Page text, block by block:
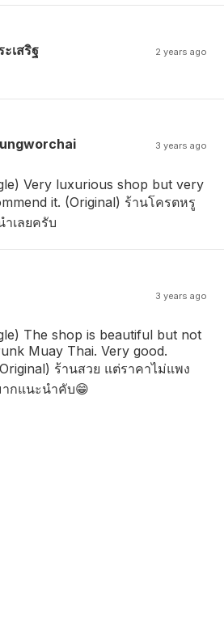
เสริฐ 2 years ago
3 years ago
Very luxurious shop but very
it. (Original) ร้านโครตหรู
เลยครับ
3 years ago
The shop is beautiful but not
Muay Thai. Very good.
ร้านสวย แต่ราคาไม่แพง
ากแนะนำคับ😁